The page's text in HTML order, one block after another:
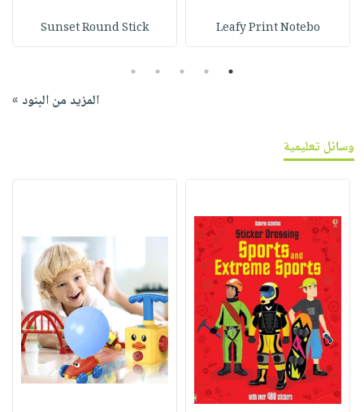
Leafy Print Notebo
Sunset Round Stick
1
2
3
4
5
المزيد من البنود »
وسائل تعليمية